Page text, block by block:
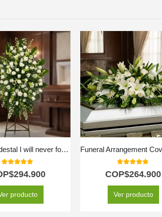
Funeral pedestal I will never forget you
294.900
producto
COP$264.900
Ver producto